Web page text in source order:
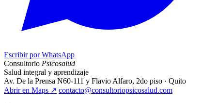
Escribir por WhatsApp
Consultorio Psicosalud
Salud integral y aprendizaje
Av. De la Prensa N60-111 y Flavio Alfaro, 2do piso · Quito
Abrir en Maps ↗ contacto@consultoriopsicosalud.com